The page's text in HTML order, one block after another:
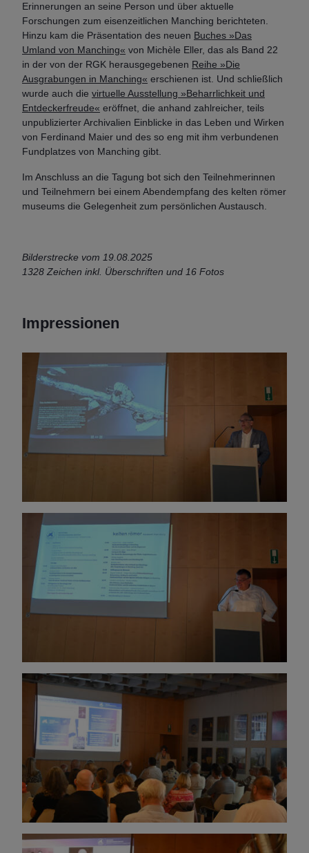
Erinnerungen an seine Person und über aktuelle
Forschungen zum eisenzeitlichen Manching berichteten.
Hinzu kam die Präsentation des neuen Buches »Das
Umland von Manching« von Michèle Eller, das als Band 22
in der von der RGK herausgegebenen Reihe »Die
Ausgrabungen in Manching« erschienen ist. Und schließlich
wurde auch die virtuelle Ausstellung »Beharrlichkeit und
Entdeckerfreude« eröffnet, die anhand zahlreicher, teils
unpublizierter Archivalien Einblicke in das Leben und Wirken
von Ferdinand Maier und des so eng mit ihm verbundenen
Fundplatzes von Manching gibt.
Im Anschluss an die Tagung bot sich den Teilnehmerinnen
und Teilnehmern bei einem Abendempfang des kelten römer
museums die Gelegenheit zum persönlichen Austausch.
Bilderstrecke vom 19.08.2025
1328 Zeichen inkl. Überschriften und 16 Fotos
Impressionen